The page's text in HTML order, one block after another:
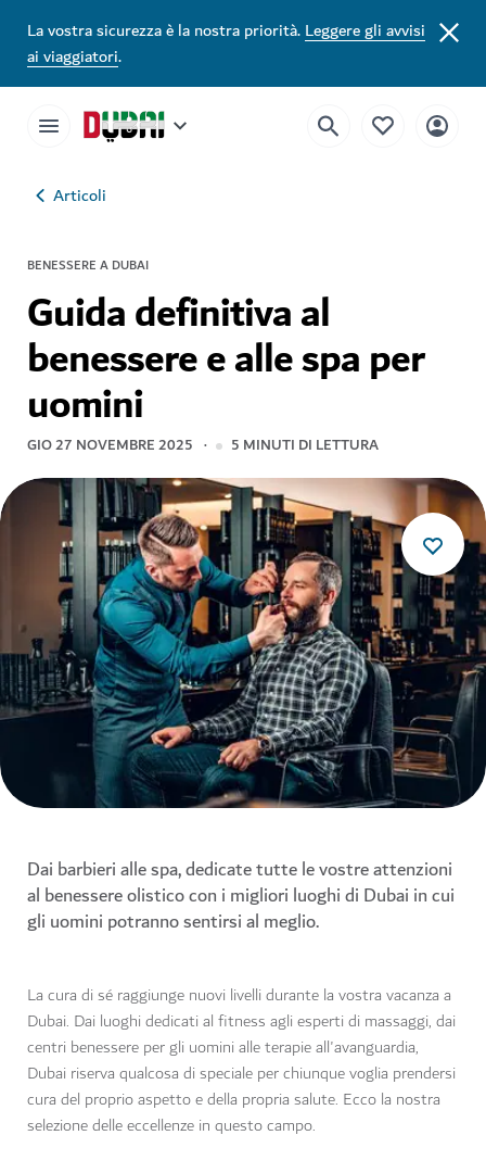
La vostra sicurezza è la nostra priorità.Leggere gli avvisi
ai viaggiatori.
Articoli
BENESSERE A DUBAI
Guida definitiva al
benessere e alle spa per
uomini
GIO 27 NOVEMBRE 2025 5 MINUTI DI LETTURA
Dai barbieri alle spa, dedicate tutte le vostre attenzioni
al benessere olistico con i migliori luoghi di Dubai in cui
gli uomini potranno sentirsi al meglio.
La cura di sé raggiunge nuovi livelli durante la vostra vacanza a
Dubai. Dai luoghi dedicati al fitness agli esperti di massaggi, dai
centri benessere per gli uomini alle terapie all'avanguardia,
Dubai riserva qualcosa di speciale per chiunque voglia prendersi
cura del proprio aspetto e della propria salute. Ecco la nostra
selezione delle eccellenze in questo campo.